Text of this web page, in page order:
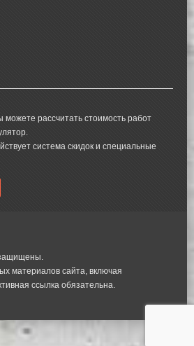
рассчитать стоимость работ
система скидок и специальные
материалов сайта, включая
ссылка обязательна.